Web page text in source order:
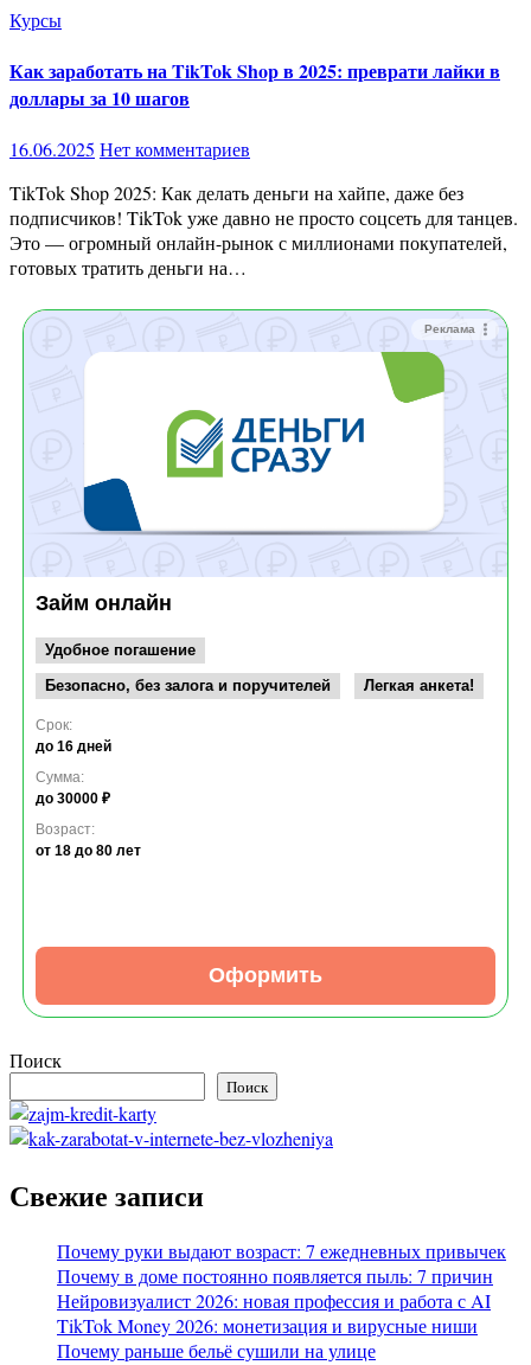
Курсы
Как заработать на TikTok Shop в 2025: преврати лайки в
доллары за 10 шагов
16.06.2025 Нет комментариев
TikTok Shop 2025: Как делать деньги на хайпе, даже без
подписчиков! TikTok уже давно не просто соцсеть для танцев.
Это — огромный онлайн-рынок с миллионами покупателей,
готовых тратить деньги на…
Реклама
Займ онлайн
Удобное погашение
Безопасно, без залога и поручителей
Легкая анкета!
Срок:
до 16 дней
Сумма:
до 30000 ₽
Возраст:
от 18 до 80 лет
Оформить
Поиск
Поиск
Свежие записи
Почему руки выдают возраст: 7 ежедневных привычек
Почему в доме постоянно появляется пыль: 7 причин
Нейровизуалист 2026: новая профессия и работа с AI
TikTok Money 2026: монетизация и вирусные ниши
Почему раньше бельё сушили на улице